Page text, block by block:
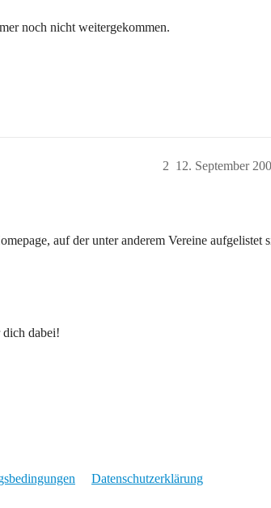
noch nicht weitergekommen.
12. September
2
auf der unter anderem Vereine aufgelistet
dabei!
Datenschutzerklärung